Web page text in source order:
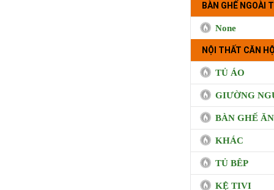
BÀN GHẾ NGOÀI
None
NỘI THẤT CĂN
TỦ ÁO
GIƯỜNG
BÀN GHẾ ĂN
KHÁC
TỦ BÊP
KỆ TIVI